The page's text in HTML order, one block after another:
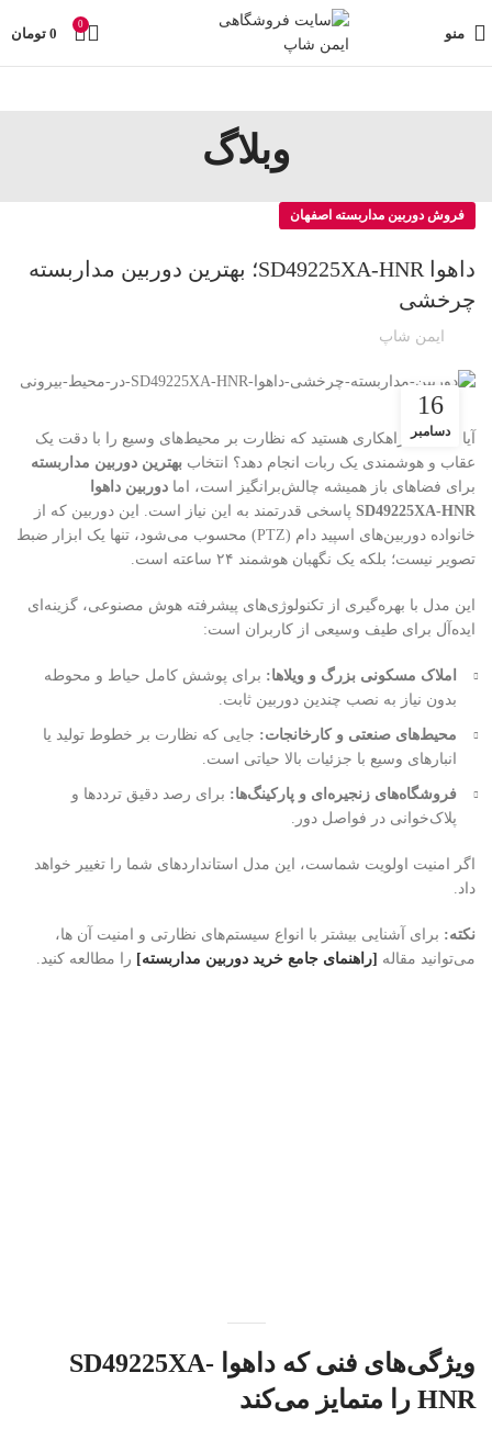
منو
0
0 تومان
وبلاگ
فروش دوربین مداربسته اصفهان
داهوا SD49225XA-HNR؛ بهترین دوربین مداربسته
چرخشی
ایمن شاپ
16
دسامبر
آیا به دنبال راهکاری هستید که نظارت بر محیط‌های وسیع را با دقت یک
عقاب و هوشمندی یک ربات انجام دهد؟ انتخاب بهترین دوربین مداربسته
برای فضاهای باز همیشه چالش‌برانگیز است، اما دوربین داهوا
SD49225XA-HNR پاسخی قدرتمند به این نیاز است. این دوربین که از
خانواده دوربین‌های اسپید دام (PTZ) محسوب می‌شود، تنها یک ابزار ضبط
تصویر نیست؛ بلکه یک نگهبان هوشمند ۲۴ ساعته است.
این مدل با بهره‌گیری از تکنولوژی‌های پیشرفته هوش مصنوعی، گزینه‌ای
ایده‌آل برای طیف وسیعی از کاربران است:
املاک مسکونی بزرگ و ویلاها: برای پوشش کامل حیاط و محوطه
بدون نیاز به نصب چندین دوربین ثابت.
محیط‌های صنعتی و کارخانجات: جایی که نظارت بر خطوط تولید یا
انبارهای وسیع با جزئیات بالا حیاتی است.
فروشگاه‌های زنجیره‌ای و پارکینگ‌ها: برای رصد دقیق ترددها و
پلاک‌خوانی در فواصل دور.
اگر امنیت اولویت شماست، این مدل استانداردهای شما را تغییر خواهد
داد.
نکته: برای آشنایی بیشتر با انواع سیستم‌های نظارتی و امنیت آن ها،
می‌توانید مقاله [راهنمای جامع خرید دوربین مداربسته] را مطالعه کنید.
ویژگی‌های فنی که داهوا SD49225XA-
HNR را متمایز می‌کند
راحت خرید کنید در صورت مشکل حتما با پشتیبانی فروشگاه